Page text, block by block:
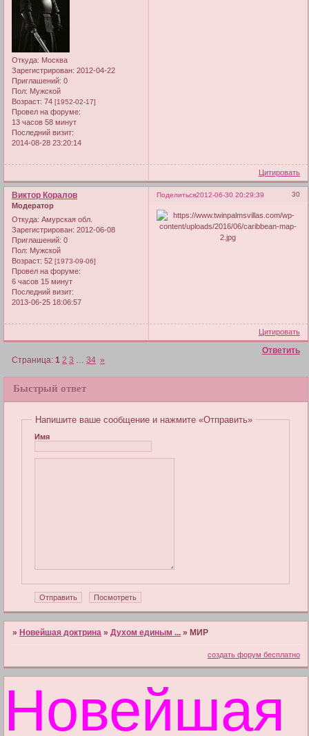
Откуда: Москва
Зарегистрирован: 2012-04-22
Приглашений: 0
Пол: Мужской
Возраст: 74 [1952-02-17]
Провел на форуме:
13 часов 58 минут
Последний визит:
2014-08-28 23:20:14
Цитировать
Поделиться 30
2012-06-30 20:29:39
Виктор Коралов
Модератор
Откуда: Амурская обл.
Зарегистрирован: 2012-06-08
Приглашений: 0
Пол: Мужской
Возраст: 52 [1973-09-06]
Провел на форуме:
6 часов 15 минут
Последний визит:
2013-06-25 18:06:57
Цитировать
Ответить
Страница: 1 2 3 34 »
Быстрый ответ
Напишите ваше сообщение и нажмите «Отправить»
Имя
» Новейшая доктрина »Духом единым ... » МИР
создать форум бесплатно
Новейшая